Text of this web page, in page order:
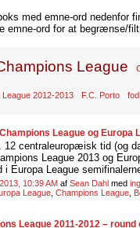
med emne-ord nedenfor
emne-ord for at begrænse/
League
League 2012-2013 F.C. Porto
League og
12 centraleuropæisk tid (og
League 2013 og
i Europa League
10:39 AM af Sean Dahl med
League Champions League
League 2011-2012 –